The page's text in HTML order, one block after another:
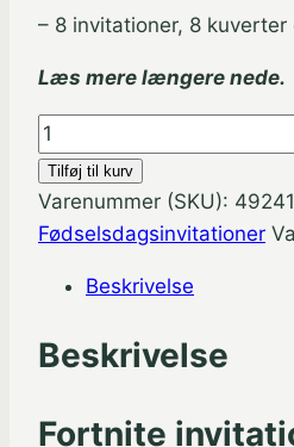
– 8 invitationer, 8
Læs mere længere nede.
Fortnite
fødselsdagsinvitationer
-
8
antal
Tilføj til kurv
Varenummer (SKU):
Fødselsdagsinvitationer
Beskrivelse
Beskrivelse
Fortnite